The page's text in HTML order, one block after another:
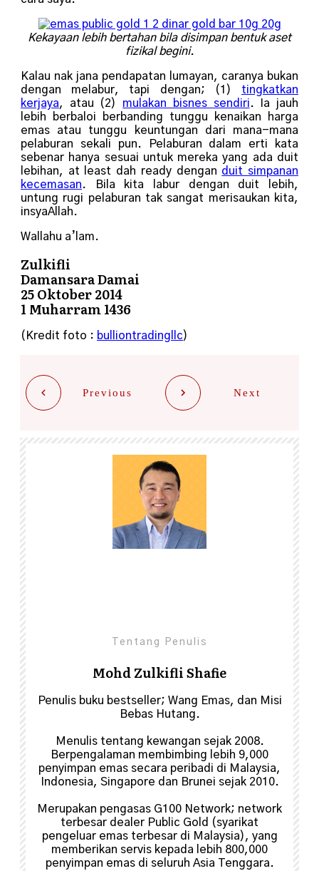
Kekayaan lebih bertahan bila disimpan bentuk aset
fizikal begini.
Kalau nak jana pendapatan lumayan, caranya bukan
dengan melabur, tapi dengan; (1) tingkatkan
kerjaya, atau (2) mulakan bisnes sendiri. Ia jauh
lebih berbaloi berbanding tunggu kenaikan harga
emas atau tunggu keuntungan dari mana-mana
pelaburan sekali pun. Pelaburan dalam erti kata
sebenar hanya sesuai untuk mereka yang ada duit
lebihan, at least dah ready dengan duit simpanan
kecemasan. Bila kita labur dengan duit lebih,
untung rugi pelaburan tak sangat merisaukan kita,
insyaAllah.
Wallahu a’lam.
Zulkifli
Damansara Damai
25 Oktober 2014
1 Muharram 1436
(Kredit foto : bulliontradingllc)
Previous Next
Tentang Penulis
Mohd Zulkifli Shafie
Penulis buku bestseller; Wang Emas, dan Misi
Bebas Hutang.
Menulis tentang kewangan sejak 2008.
Berpengalaman membimbing lebih 9,000
penyimpan emas secara peribadi di Malaysia,
Indonesia, Singapore dan Brunei sejak 2010.
Merupakan pengasas G100 Network; network
terbesar dealer Public Gold (syarikat
pengeluar emas terbesar di Malaysia), yang
memberikan servis kepada lebih 800,000
penyimpan emas di seluruh Asia Tenggara.